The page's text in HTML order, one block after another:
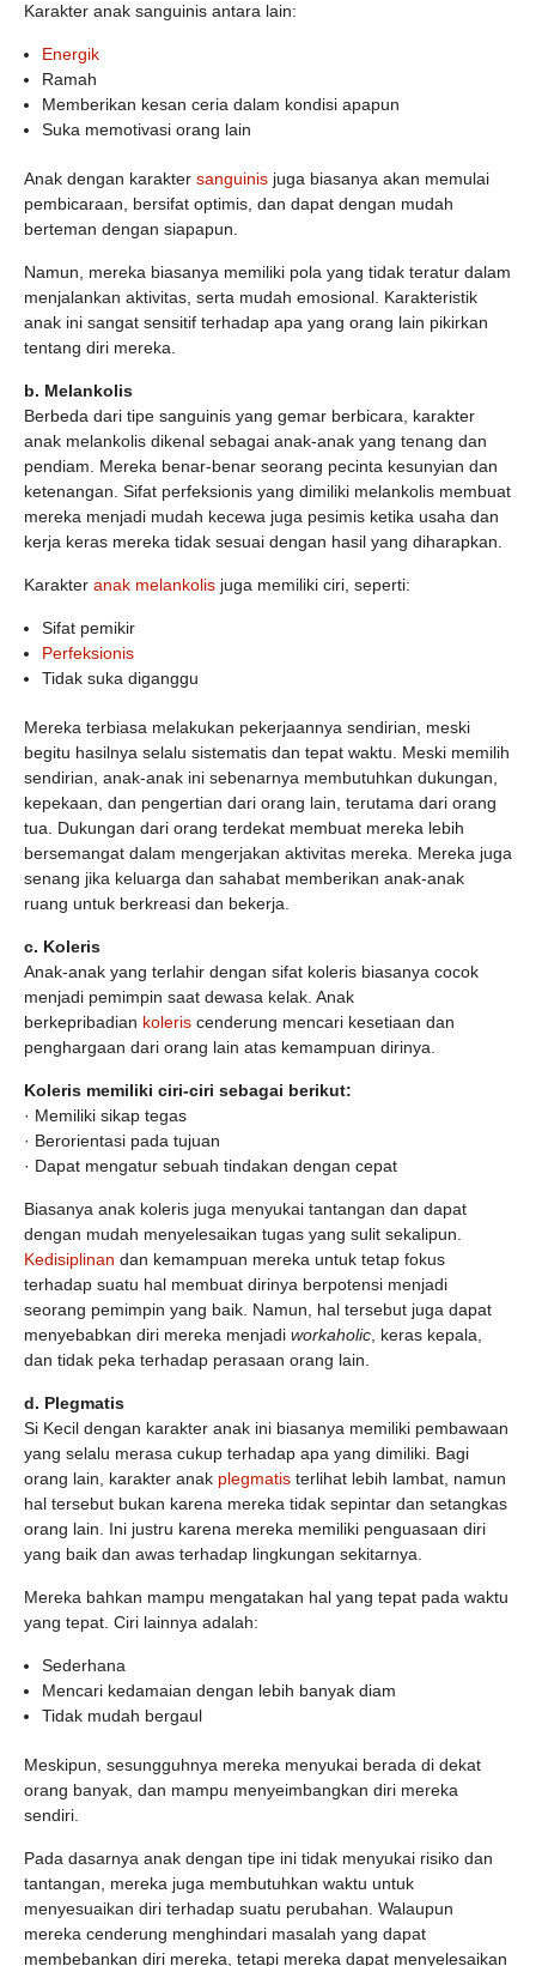
Karakter anak sanguinis antara lain:
Energik
Ramah
Memberikan kesan ceria dalam kondisi apapun
Suka memotivasi orang lain
Anak dengan karakter sanguinis juga biasanya akan memulai
pembicaraan, bersifat optimis, dan dapat dengan mudah
berteman dengan siapapun.
Namun, mereka biasanya memiliki pola yang tidak teratur dalam
menjalankan aktivitas, serta mudah emosional. Karakteristik
anak ini sangat sensitif terhadap apa yang orang lain pikirkan
tentang diri mereka.
b. Melankolis
Berbeda dari tipe sanguinis yang gemar berbicara, karakter
anak melankolis dikenal sebagai anak-anak yang tenang dan
pendiam. Mereka benar-benar seorang pecinta kesunyian dan
ketenangan. Sifat perfeksionis yang dimiliki melankolis membuat
mereka menjadi mudah kecewa juga pesimis ketika usaha dan
kerja keras mereka tidak sesuai dengan hasil yang diharapkan.
Karakter anak melankolis juga memiliki ciri, seperti:
Sifat pemikir
Perfeksionis
Tidak suka diganggu
Mereka terbiasa melakukan pekerjaannya sendirian, meski
begitu hasilnya selalu sistematis dan tepat waktu. Meski memilih
sendirian, anak-anak ini sebenarnya membutuhkan dukungan,
kepekaan, dan pengertian dari orang lain, terutama dari orang
tua. Dukungan dari orang terdekat membuat mereka lebih
bersemangat dalam mengerjakan aktivitas mereka. Mereka juga
senang jika keluarga dan sahabat memberikan anak-anak
ruang untuk berkreasi dan bekerja.
c. Koleris
Anak-anak yang terlahir dengan sifat koleris biasanya cocok
menjadi pemimpin saat dewasa kelak. Anak
berkepribadian koleris cenderung mencari kesetiaan dan
penghargaan dari orang lain atas kemampuan dirinya.
Koleris memiliki ciri-ciri sebagai berikut:
· Memiliki sikap tegas
· Berorientasi pada tujuan
· Dapat mengatur sebuah tindakan dengan cepat
Biasanya anak koleris juga menyukai tantangan dan dapat
dengan mudah menyelesaikan tugas yang sulit sekalipun.
Kedisiplinan dan kemampuan mereka untuk tetap fokus
terhadap suatu hal membuat dirinya berpotensi menjadi
seorang pemimpin yang baik. Namun, hal tersebut juga dapat
menyebabkan diri mereka menjadi workaholic , keras kepala,
dan tidak peka terhadap perasaan orang lain.
d. Plegmatis
Si Kecil dengan karakter anak ini biasanya memiliki pembawaan
yang selalu merasa cukup terhadap apa yang dimiliki. Bagi
orang lain, karakter anak plegmatis terlihat lebih lambat, namun
hal tersebut bukan karena mereka tidak sepintar dan setangkas
orang lain. Ini justru karena mereka memiliki penguasaan diri
yang baik dan awas terhadap lingkungan sekitarnya.
Mereka bahkan mampu mengatakan hal yang tepat pada waktu
yang tepat. Ciri lainnya adalah:
Sederhana
Mencari kedamaian dengan lebih banyak diam
Tidak mudah bergaul
Meskipun, sesungguhnya mereka menyukai berada di dekat
orang banyak, dan mampu menyeimbangkan diri mereka
sendiri.
Pada dasarnya anak dengan tipe ini tidak menyukai risiko dan
tantangan, mereka juga membutuhkan waktu untuk
menyesuaikan diri terhadap suatu perubahan. Walaupun
mereka cenderung menghindari masalah yang dapat
membebankan diri mereka, tetapi mereka dapat menyelesaikan